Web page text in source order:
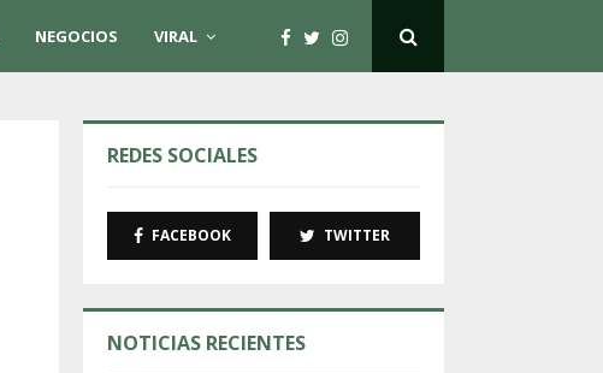
NEGOCIOS VIRAL
REDES SOCIALES
FACEBOOK TWITTER
NOTICIAS RECIENTES